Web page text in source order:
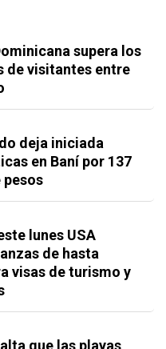
supera los
de visitantes entre
deja iniciada
en Baní por 137
pesos
lunes USA
de hasta
visas de turismo y
que las playas